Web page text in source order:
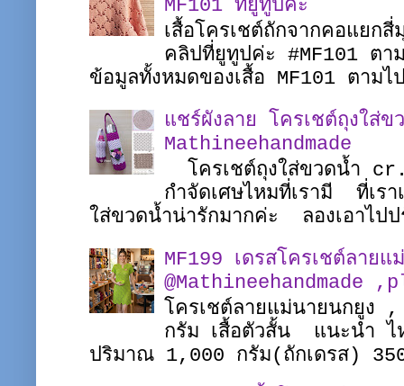
MF101 ที่ยูทูปค่ะ
เสื้อโครเชต์ถักจากคอแยก
คลิปที่ยูทูปค่ะ #MF101 ต
ข้อมูลทั้งหมดของเสื้อ MF101 ตาม
แชร์ผังลาย โครเชต์ถุงใส่ข
Mathineehandmade
โครเชต์ถุงใส่ขวดน้ำ
กำจัดเศษไหมที่เรามี ที่เร
ใส่ขวดน้ำน่ารักมากค่ะ ลองเอาไ
MF199 เดรสโครเชต์ลายแ
@Mathineehandmade
โครเชต์ลายแม่นายนกยูง
กรัม เสื้อตัวสั้น แนะนำ ไ
ปริมาณ 1,000 กรัม(ถักเดรส)